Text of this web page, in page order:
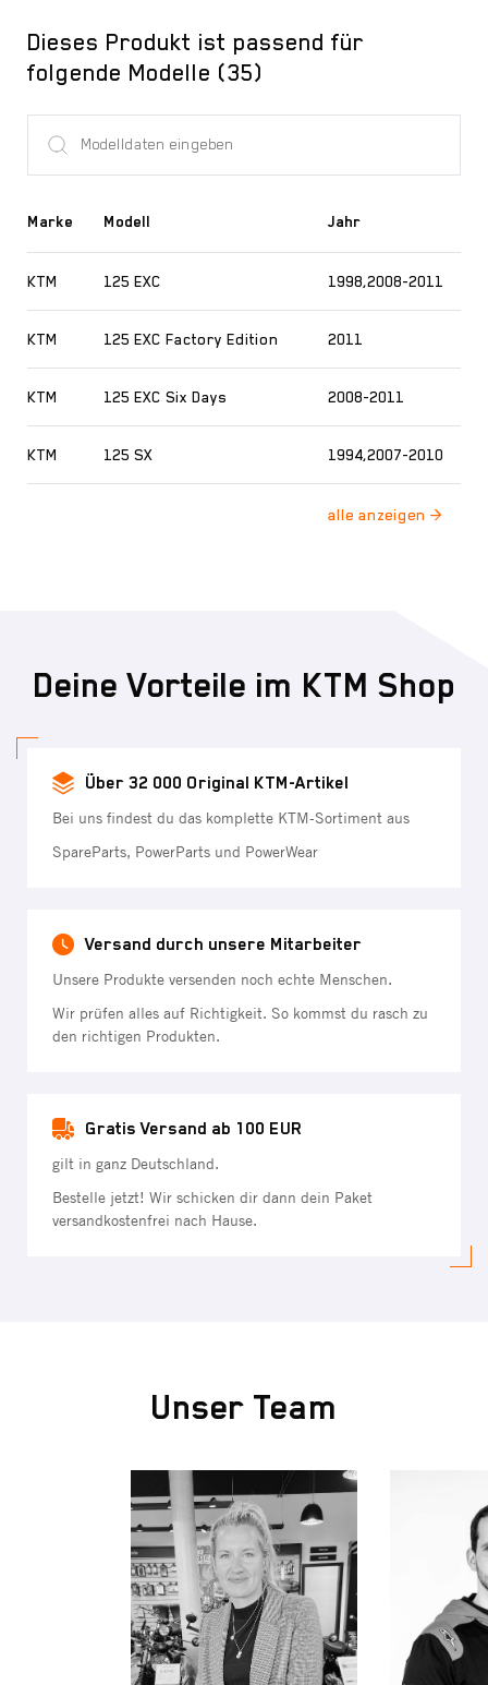
Dieses Produkt ist passend für
folgende Modelle (35)
Marke Modell Jahr
KTM 125 EXC 1998,2008-2011
KTM 125 EXC Factory Edition 2011
KTM 125 EXC Six Days 2008-2011
KTM 125 SX 1994,2007-2010
Deine Vorteile im KTM Shop
Über 32 000 Original KTM-Artikel
Bei uns findest du das komplette KTM-Sortiment aus
SpareParts, PowerParts und PowerWear
Versand durch unsere Mitarbeiter
Unsere Produkte versenden noch echte Menschen.
Wir prüfen alles auf Richtigkeit. So kommst du rasch zu
den richtigen Produkten.
Gratis Versand ab 100 EUR
gilt in ganz Deutschland.
Bestelle jetzt! Wir schicken dir dann dein Paket
versandkostenfrei nach Hause.
Unser Team